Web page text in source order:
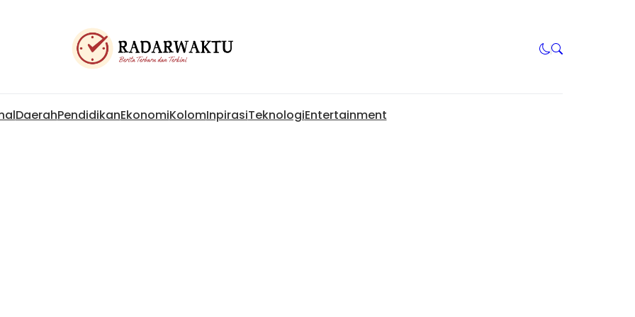
DaerahPendidikanEkonomiKolomInpirasiTeknologiEntertainment